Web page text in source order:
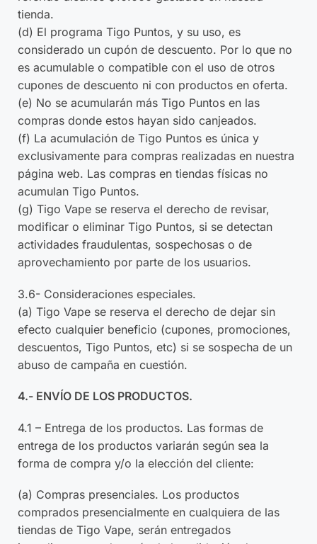
tienda.
(d) El programa Tigo Puntos, y su uso, es
considerado un cupón de descuento. Por lo que no
es acumulable o compatible con el uso de otros
cupones de descuento ni con productos en oferta.
(e) No se acumularán más Tigo Puntos en las
compras donde estos hayan sido canjeados.
(f) La acumulación de Tigo Puntos es única y
exclusivamente para compras realizadas en nuestra
página web. Las compras en tiendas físicas no
acumulan Tigo Puntos.
(g) Tigo Vape se reserva el derecho de revisar,
modificar o eliminar Tigo Puntos, si se detectan
actividades fraudulentas, sospechosas o de
aprovechamiento por parte de los usuarios.
3.6- Consideraciones especiales.
(a) Tigo Vape se reserva el derecho de dejar sin
efecto cualquier beneficio (cupones, promociones,
descuentos, Tigo Puntos, etc) si se sospecha de un
abuso de campaña en cuestión.
4.- ENVÍO DE LOS PRODUCTOS.
4.1 – Entrega de los productos. Las formas de
entrega de los productos variarán según sea la
forma de compra y/o la elección del cliente:
(a) Compras presenciales. Los productos
comprados presencialmente en cualquiera de las
tiendas de Tigo Vape, serán entregados